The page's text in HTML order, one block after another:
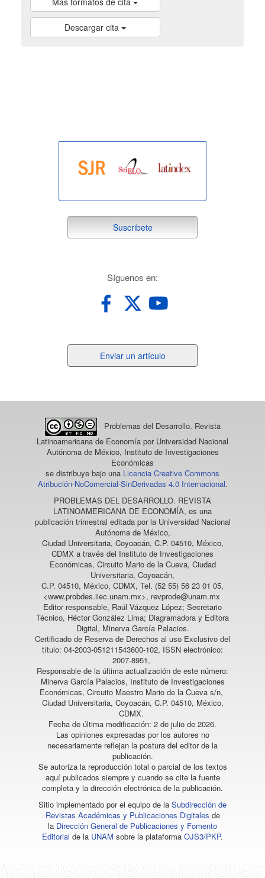
Descargar cita
suscribete
Suscribete
Síguenos en:
un
Enviar un artículo
Problemas del Desarrollo. Revista
Latinoamericana de Economía por Universidad Nacional
Autónoma de México, Instituto de Investigaciones
Económicas
se distribuye bajo una Licencia Creative Commons
Atribución-NoComercial-SinDerivadas 4.0 Internacional.
PROBLEMAS DEL DESARROLLO. REVISTA
LATINOAMERICANA DE ECONOMÍA, es una
publicación trimestral editada por la Universidad Nacional
Autónoma de México,
Ciudad Universitaria, Coyoacán, C.P. 04510, México,
CDMX a través del Instituto de Investigaciones
Económicas, Circuito Mario de la Cueva, Ciudad
Universitaria, Coyoacán,
C.P. 04510, México, CDMX, Tel. (52 55) 56 23 01 05,
<www.probdes.iiec.unam.mx>, revprode@unam.mx
Editor responsable, Raúl Vázquez López; Secretario
Técnico, Héctor González Lima; Diagramadora y Editora
Digital, Minerva García Palacios.
Certificado de Reserva de Derechos al uso Exclusivo del
título: 04-2003-051211543600-102, ISSN electrónico:
2007-8951,
Responsable de la última actualización de este número:
Minerva García Palacios, Instituto de Investigaciones
Económicas, Circuito Maestro Mario de la Cueva s/n,
Ciudad Universitaria, Coyoacán, C.P. 04510, México,
CDMX.
Fecha de última modificación: 2 de julio de 2026.
Las opiniones expresadas por los autores no
necesariamente reflejan la postura del editor de la
publicación.
Se autoriza la reproducción total o parcial de los textos
aquí publicados siempre y cuando se cite la fuente
completa y la dirección electrónica de la publicación.
Sitio implementado por el equipo de la Subdirección de
Revistas Académicas y Publicaciones Digitales de
la Dirección General de Publicaciones y Fomento
Editorial de la UNAM sobre la plataforma OJS3/PKP.